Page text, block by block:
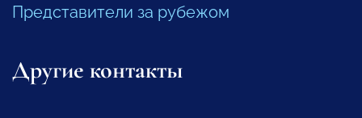
Представители за рубежом
Другие контакты